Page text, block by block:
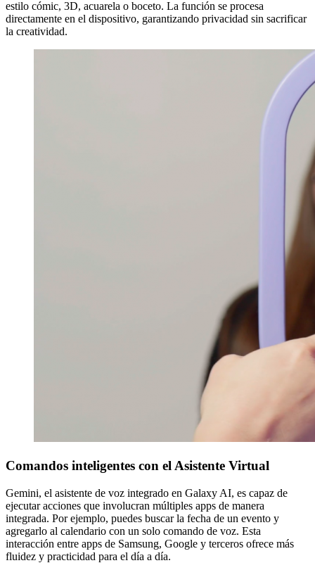
estilo cómic, 3D, acuarela o boceto. La función se procesa
directamente en el dispositivo, garantizando privacidad sin sacrificar
la creatividad.
Comandos inteligentes con el Asistente Virtual
Gemini, el asistente de voz integrado en Galaxy AI, es capaz de
ejecutar acciones que involucran múltiples apps de manera
integrada. Por ejemplo, puedes buscar la fecha de un evento y
agregarlo al calendario con un solo comando de voz. Esta
interacción entre apps de Samsung, Google y terceros ofrece más
fluidez y practicidad para el día a día.